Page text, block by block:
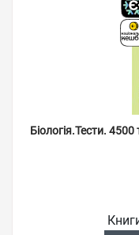
Біологія.Тести.